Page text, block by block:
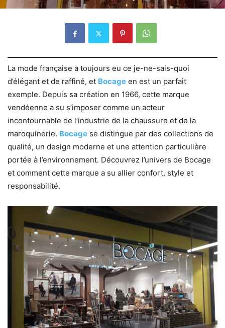
La mode française a toujours eu ce je-ne-sais-quoi
d’élégant et de raffiné, et Bocage en est un parfait
exemple. Depuis sa création en 1966, cette marque
vendéenne a su s’imposer comme un acteur
incontournable de l’industrie de la chaussure et de la
maroquinerie. Bocage se distingue par des collections de
qualité, un design moderne et une attention particulière
portée à l’environnement. Découvrez l’univers de Bocage
et comment cette marque a su allier confort, style et
responsabilité.